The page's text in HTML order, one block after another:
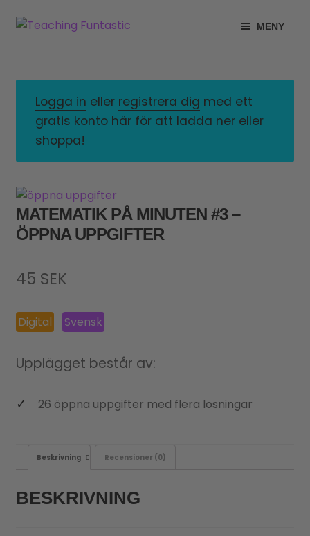
Hoppa
Gå
MENY
UNDERMENY
GRATISMATERIAL
BUTIK
LICENSER
UNDERMENY
TYPSNITT
TIPSHÖRNAN
Logga in eller registrera dig med ett
gratis konto här för att ladda ner eller
shoppa!
MATEMATIK PÅ MINUTEN #3 –
ÖPPNA UPPGIFTER
45 SEK
Digital Svensk
Upplägget består av:
26 öppna uppgifter med flera lösningar
Beskrivning Recensioner (0)
BESKRIVNING